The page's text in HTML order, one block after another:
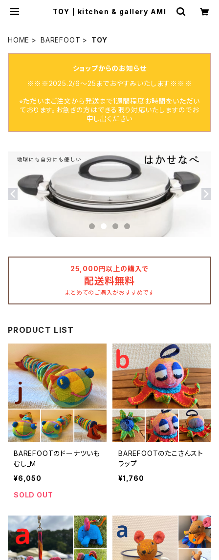
TOY | kitchen & gallery AMI
HOME BAREFOOT TOY
ショップからのお知らせ
※※※2025.2/6〜25までおやすみいたします※※※
⭐︎ただいまご注文から発送まで1週間程度お時間をいただい
ております。お急ぎの方はできる限り対応いたしますのでお
申し出ください
25,000円以上の購入で
配送料無料
まとめてのご購入がおすすめです
PRODUCT LIST
BAREFOOTのドーナツいも
むし_M
¥6,050
SOLD OUT
BAREFOOTのたこさんスト
ラップ
¥1,760